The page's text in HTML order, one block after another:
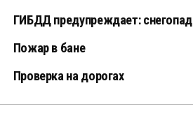
ГИБДД предупреждает: снегопад
Пожар в бане
Проверка на дорогах